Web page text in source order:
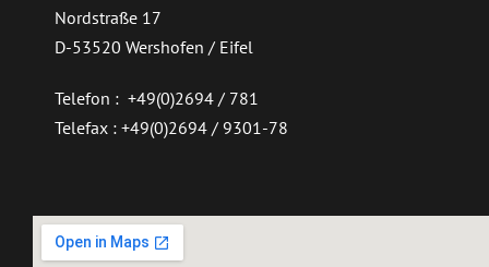
Nordstraße 17
D-53520 Wershofen / Eifel
Telefon : +49(0)2694 / 781
Telefax : +49(0)2694 / 9301-78